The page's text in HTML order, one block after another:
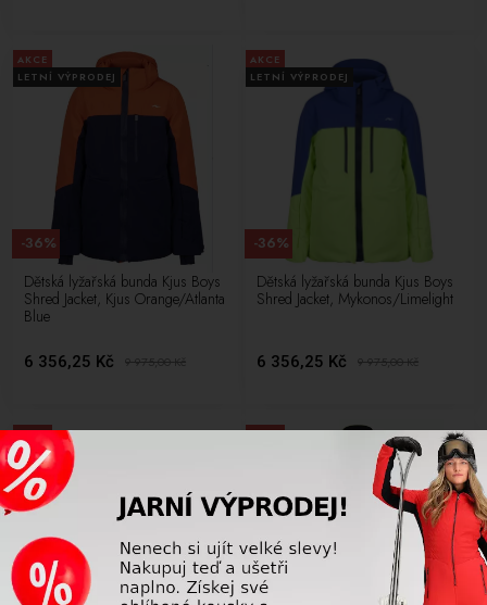
AKCE
LETNÍ VÝPRODEJ
Dětská lyžařská bunda Kjus Boys
Shred Jacket, Kjus Orange/Atlanta
Blue
6 356,25 Kč 9 975,00Kč
-36%
AKCE
LETNÍ VÝPRODEJ
Dětská lyžařská bunda Kjus Boys
Shred Jacket, Mykonos/Limelight
6 356,25 Kč 9 975,00Kč
-36%
AKCE
LETNÍ VÝPRODEJ
AKCE